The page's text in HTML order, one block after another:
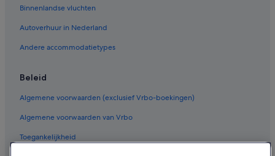
Binnenlandse vluchten
Autoverhuur in Nederland
Andere accommodatietypes
Beleid
Algemene voorwaarden (exclusief Vrbo-boekingen)
Algemene voorwaarden van Vrbo
Toegankelijkheid